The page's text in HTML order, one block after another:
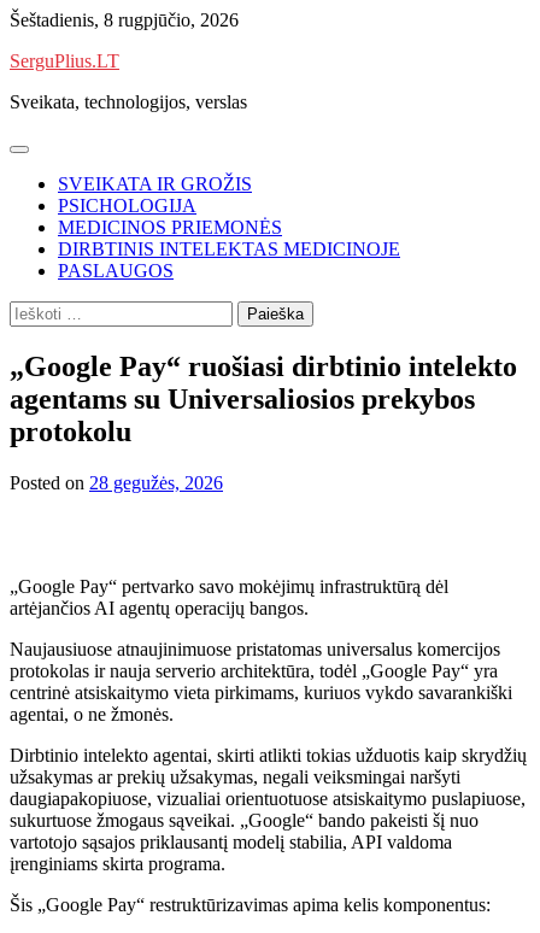
Skip
content
Šeštadienis, 8 rugpjūčio, 2026
SerguPlius.LT
Sveikata, technologijos, verslas
SVEIKATA IR GROŽIS
PSICHOLOGIJA
MEDICINOS PRIEMONĖS
DIRBTINIS INTELEKTAS MEDICINOJE
PASLAUGOS
Ieškoti:
„Google Pay“ ruošiasi dirbtinio intelekto
agentams su Universaliosios prekybos
protokolu
Posted on 28 gegužės, 2026
„Google Pay“ pertvarko savo mokėjimų infrastruktūrą dėl
artėjančios AI agentų operacijų bangos.
Naujausiuose atnaujinimuose pristatomas universalus komercijos
protokolas ir nauja serverio architektūra, todėl „Google Pay“ yra
centrinė atsiskaitymo vieta pirkimams, kuriuos vykdo savarankiški
agentai, o ne žmonės.
Dirbtinio intelekto agentai, skirti atlikti tokias užduotis kaip skrydžių
užsakymas ar prekių užsakymas, negali veiksmingai naršyti
daugiapakopiuose, vizualiai orientuotuose atsiskaitymo puslapiuose,
sukurtuose žmogaus sąveikai. „Google“ bando pakeisti šį nuo
vartotojo sąsajos priklausantį modelį stabilia, API valdoma
įrenginiams skirta programa.
Šis „Google Pay“ restruktūrizavimas apima kelis komponentus: